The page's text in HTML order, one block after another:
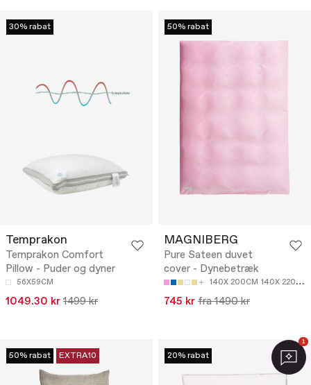
30% rabat
Temprakon
Temprakon Comfort
Pillow - Puder og dyner
56X59CM
1049.30 kr 1499 kr
50% rabat
MAGNIBERG
Pure Sateen duvet
cover - Dynebetræk
140X 200CM 140X 220CM
745 kr fra 1490 kr
50% rabat EXTRA10 20% rabat
1